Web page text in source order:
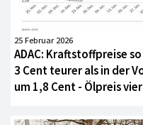
25 Februar 2026
ADAC: Kraftstoffpreise
3 Cent teurer als in der
um 1,8 Cent - Ölpreis